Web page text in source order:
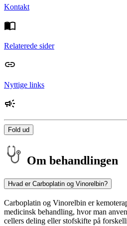
Kontakt
Relaterede sider
Nyttige links
Fold ud
Om behandlingen
Hvad er Carboplatin og Vinorelbin?
Carboplatin og Vinorelbin er
medicinsk behandling, hvor man
cellers deling eller stofskifte på